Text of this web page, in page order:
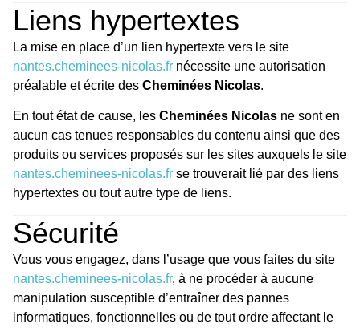
Liens hypertextes
La mise en place d’un lien hypertexte vers le site
nantes.cheminees-nicolas.fr nécessite une autorisation
préalable et écrite des Cheminées Nicolas.
En tout état de cause, les Cheminées Nicolas ne sont en
aucun cas tenues responsables du contenu ainsi que des
produits ou services proposés sur les sites auxquels le site
nantes.cheminees-nicolas.fr se trouverait lié par des liens
hypertextes ou tout autre type de liens.
Sécurité
Vous vous engagez, dans l’usage que vous faites du site
nantes.cheminees-nicolas.fr, à ne procéder à aucune
manipulation susceptible d’entraîner des pannes
informatiques, fonctionnelles ou de tout ordre affectant le